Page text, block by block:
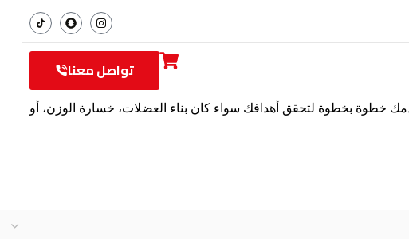
تواصل معنا
خطوة بخطوة لتحقق أهدافك سواء كان بناء العضلات، خسارة الوزن، أو